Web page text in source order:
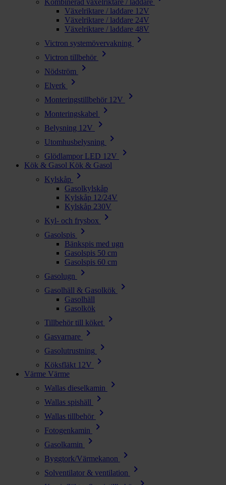
Kombinerad växelriktare / laddare
Växelriktare / laddare 12V
Växelriktare / laddare 24V
Växelriktare / laddare 48V
Victron systemövervakning
chevron_right
Victron tillbehör chevron_right
Nödström chevron_right
Elverk chevron_right
Monteringstillbehör 12V chevron_right
Monteringskabel chevron_right
Belysning 12V chevron_right
Utomhusbelysning chevron_right
Glödlampor LED 12V chevron_right
Kök & Gasol Kök & Gasol
Kylskåp
chevron_right
Gasolkylskåp
Kylskåp 12/24V
Kylskåp 230V
Kyl- och frysbox
chevron_right
Gasolspis chevron_right
Bänkspis med ugn
Gasolspis 50 cm
Gasolspis 60 cm
Gasolugn
chevron_right
Gasolhäll & Gasolkök chevron_right
Gasolhäll
Gasolkök
Tillbehör till köket
chevron_right
Gasvarnare chevron_right
Gasolutrustning chevron_right
Köksfläkt 12V chevron_right
Värme Värme
Wallas dieselkamin
chevron_right
Wallas spishäll chevron_right
Wallas tillbehör chevron_right
Fotogenkamin chevron_right
Gasolkamin chevron_right
Byggtork/Värmekanon chevron_right
Solventilator & ventilation chevron_right